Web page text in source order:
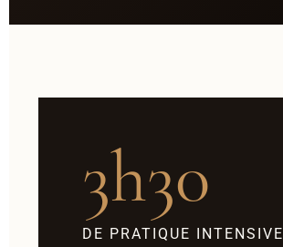
3h30
DE PRATIQUE INTENSIVE